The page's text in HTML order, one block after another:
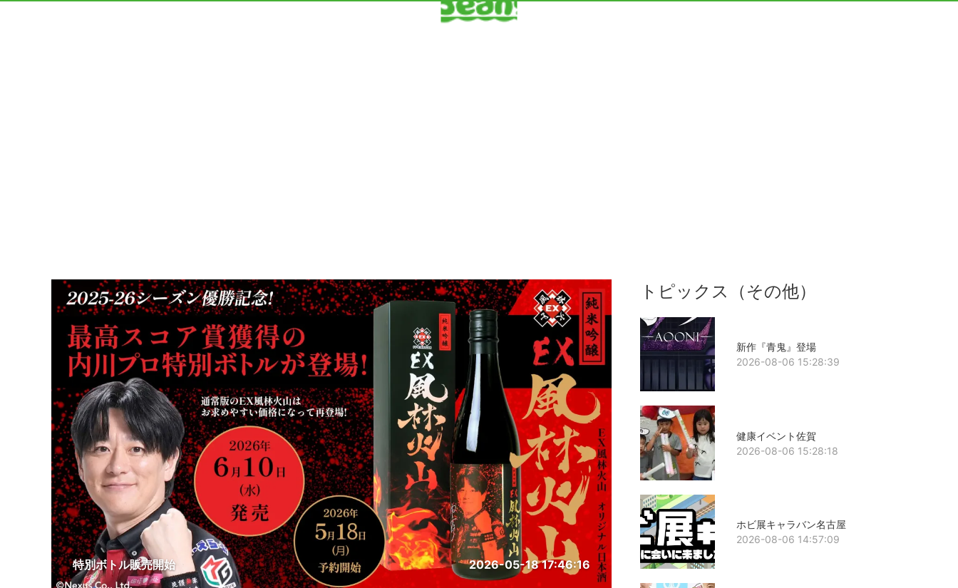
特別ボトル販売開始 2026-05-18 17:46:16
トピックス（その他）
新作『青鬼』登場
2026-08-06 15:28:39
健康イベント佐賀
2026-08-06 15:28:18
ホビ展キャラバン名古屋
2026-08-06 14:57:09